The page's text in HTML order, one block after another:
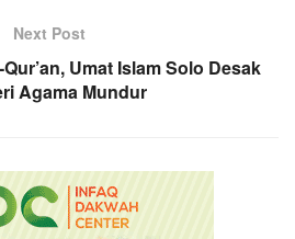
Next Post
Umat Islam Solo Desak
Agama Mundur